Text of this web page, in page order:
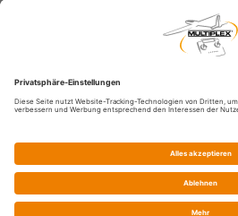
Protection des
Compliance-Hitec